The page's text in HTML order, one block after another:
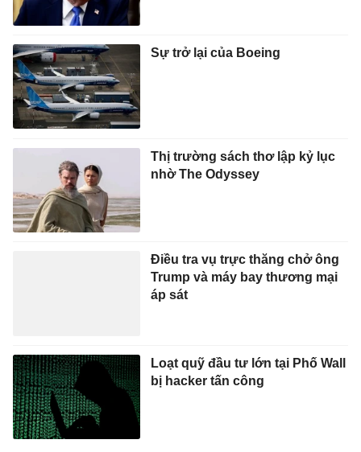
Sự trở lại của Boeing
Thị trường sách thơ lập kỷ lục
nhờ The Odyssey
Điều tra vụ trực thăng chở ông
Trump và máy bay thương mại
áp sát
Loạt quỹ đầu tư lớn tại Phố Wall
bị hacker tấn công